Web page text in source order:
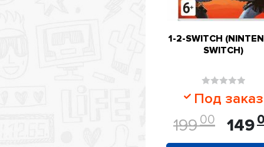
1-2-SWITCH
SWITCH)
Оценка
0
из
Под заказ
199 00 149